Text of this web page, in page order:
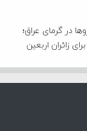
در گرمای عراق؛
زائران اربعین